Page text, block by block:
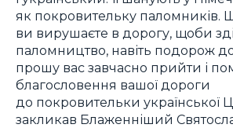
як покровительку паломників.
ви вирушаєте в дорогу, щоби
паломництво, навіть подорож
прошу вас завчасно прийти і
благословення вашої дороги
до покровительки української
закликав Блаженніший